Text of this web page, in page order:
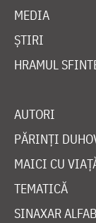
MEDIA
ȘTIRI
HRAMUL
AUTORI
PĂRINȚI
MAICI CU
TEMATICĂ
SINAXAR